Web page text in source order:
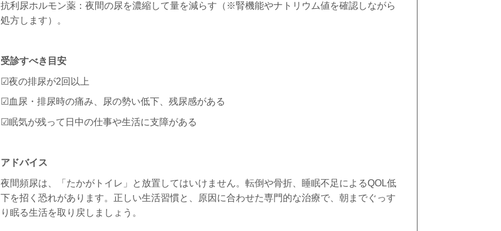
抗利尿ホルモン薬：夜間の尿を濃縮して量を減らす（※腎機能やナトリウム値を確認しながら
処方します）。
受診すべき目安
☑夜の排尿が2回以上
☑血尿・排尿時の痛み、尿の勢い低下、残尿感がある
☑眠気が残って日中の仕事や生活に支障がある
アドバイス
夜間頻尿は、「たかがトイレ」と放置してはいけません。転倒や骨折、睡眠不足によるQOL低
下を招く恐れがあります。正しい生活習慣と、原因に合わせた専門的な治療で、朝までぐっす
り眠る生活を取り戻しましょう。